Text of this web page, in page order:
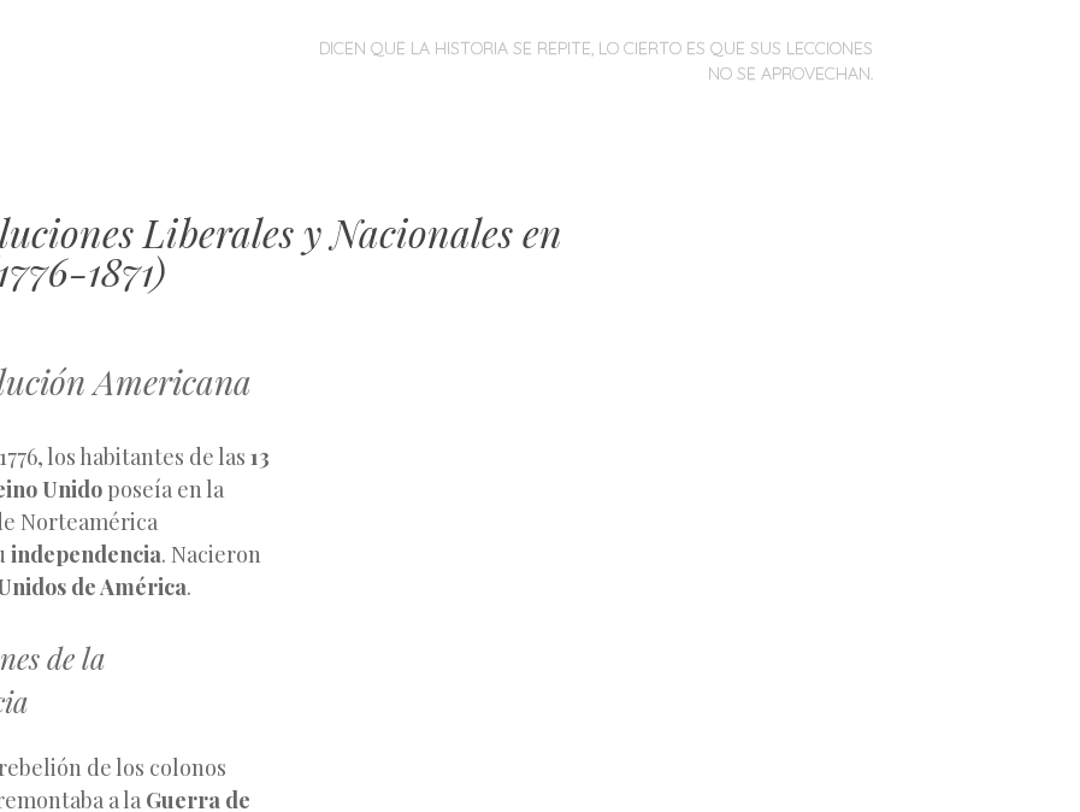
MENÚ
SALTARDICEN QUE LA HISTORIA SE REPITE, LO CIERTO ES QUE SUS LECCIONES
NO SE APROVECHAN.
Liberales y Nacionales en
1871)
Americana
los habitantes de las 13
Unido poseía en la
Norteamérica
independencia. Nacieron
de América.
de la
de los colonos
a la Guerra de